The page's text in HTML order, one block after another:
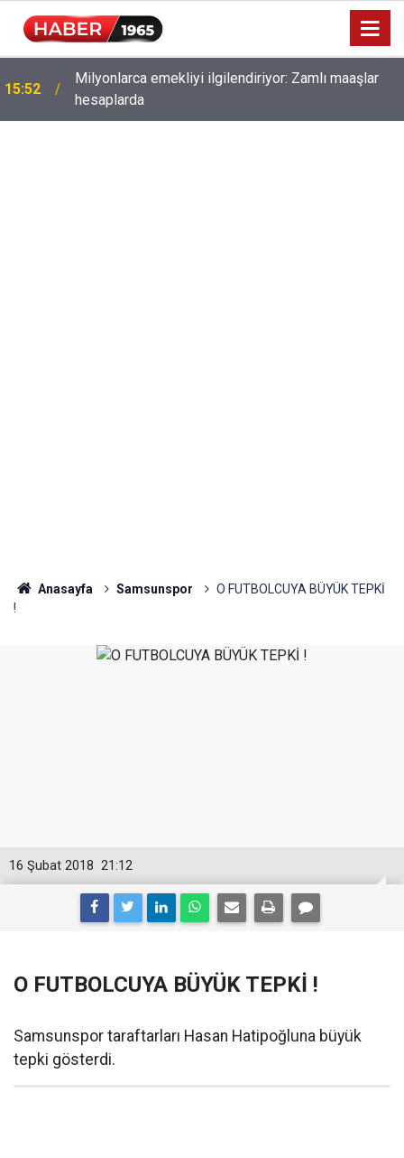
15:52
Milyonlarca emekliyi ilgilendiriyor: Zamlı maaşlar
hesaplarda
Anasayfa Samsunspor
O FUTBOLCUYA BÜYÜK TEPKİ
!
21:12
16 Şubat 2018
O FUTBOLCUYA BÜYÜK TEPKİ !
Samsunspor taraftarları Hasan Hatipoğluna büyük
tepki gösterdi.